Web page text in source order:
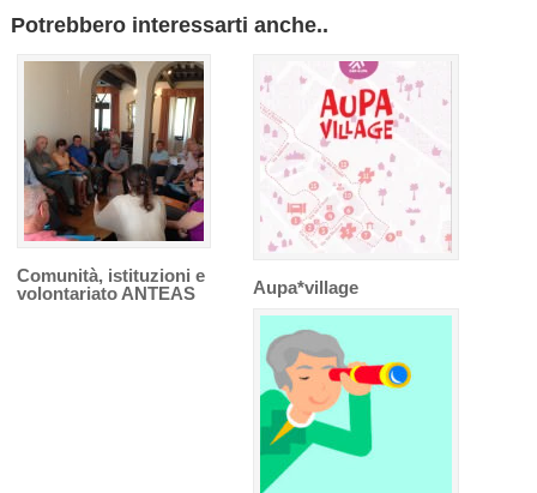
Potrebbero interessarti anche..
Comunità, istituzioni e
volontariato ANTEAS
Aupa*village